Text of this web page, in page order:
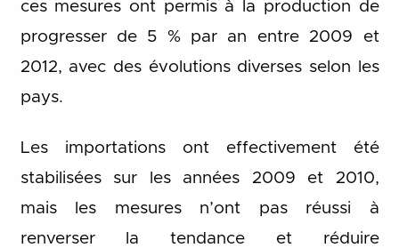
ces mesures ont permis à la production de
progresser de 5 % par an entre 2009 et
2012, avec des évolutions diverses selon les
pays.
Les importations ont effectivement été
stabilisées sur les années 2009 et 2010,
mais les mesures n’ont pas réussi à
renverser la tendance et réduire